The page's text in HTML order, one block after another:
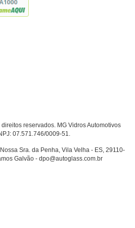
reservados. MG Vidros Automotivos
07.571.746/0009-51.
Sra. da Penha, Vila Velha - ES, 29110-
Galvão - dpo@autoglass.com.br